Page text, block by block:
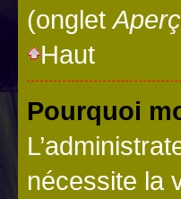
(onglet
Haut
Pourquoi
nécessite la